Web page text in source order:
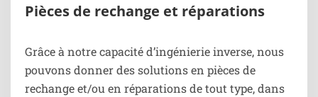
Pièces de rechange et réparations
Grâce à notre capacité d’ingénierie inverse, nous
pouvons donner des solutions en pièces de
rechange et/ou en réparations de tout type, dans